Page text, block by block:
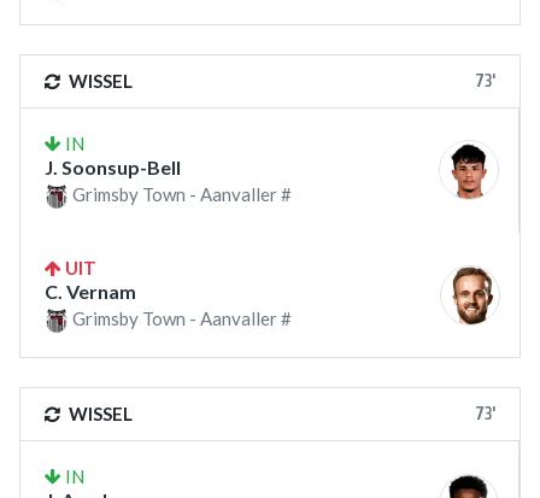
WISSEL 73'
IN
J. Soonsup-Bell
Grimsby Town - Aanvaller #
UIT
C. Vernam
Grimsby Town - Aanvaller #
WISSEL 73'
IN